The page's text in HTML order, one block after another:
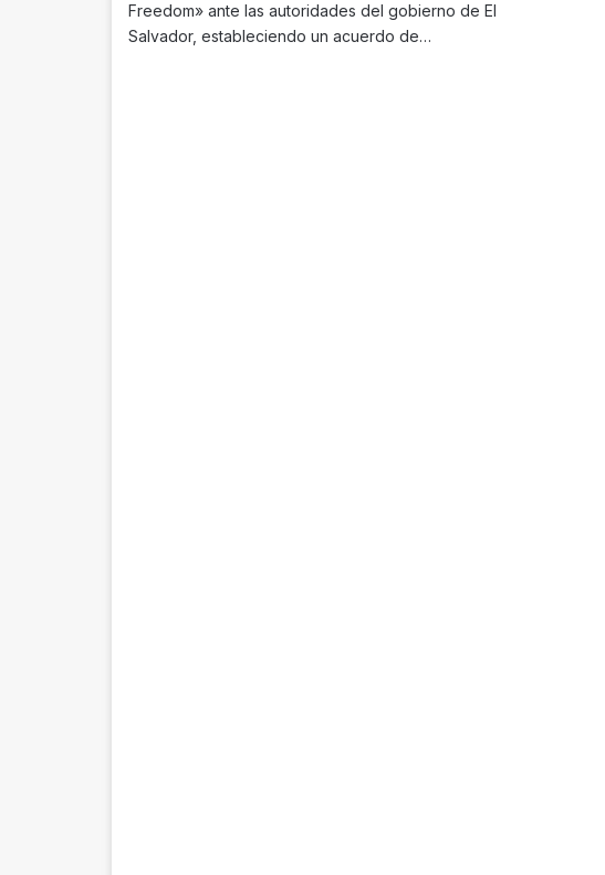
Freedom» ante las autoridades del gobierno de El
Salvador, estableciendo un acuerdo de…